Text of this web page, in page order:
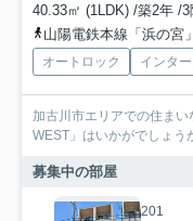
40.33㎡ (1LDK) /築2年 /3
山陽電鉄本線「浜の宮
オートロック インタ
加古川市エリアでの住ま
WEST」はいかがでしょう
募集中の部屋
201